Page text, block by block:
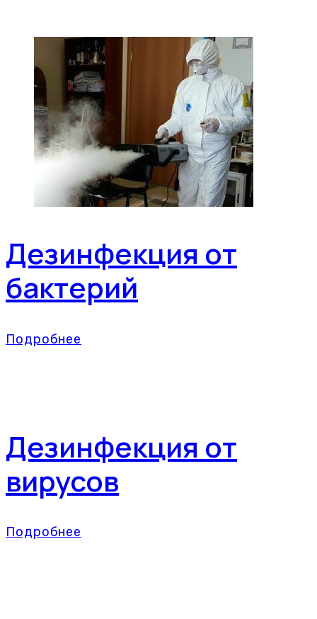
Дезинфекция от
бактерий
Подробнее
Дезинфекция от
вирусов
Подробнее